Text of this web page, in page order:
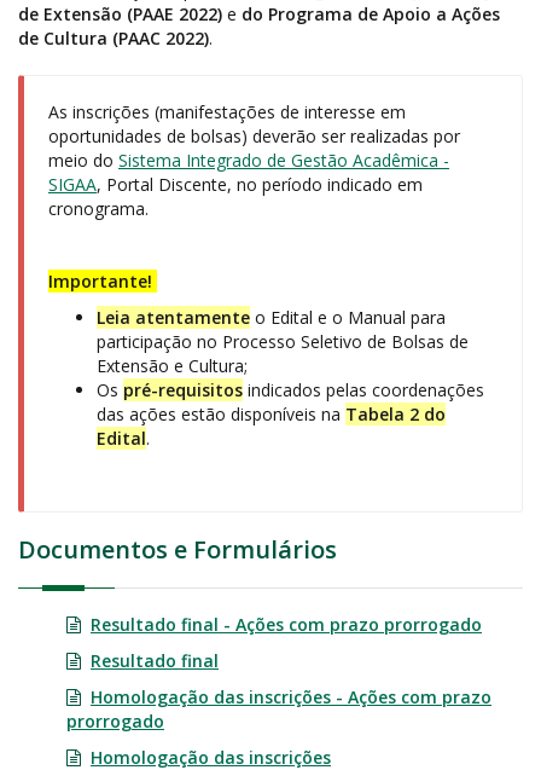
de Extensão (PAAE 2022) e do Programa de Apoio a Ações
de Cultura (PAAC 2022).
As inscrições (manifestações de interesse em
oportunidades de bolsas) deverão ser realizadas por
meio do Sistema Integrado de Gestão Acadêmica -
SIGAA, Portal Discente, no período indicado em
cronograma.
Importante!
Leia atentamente o Edital e o Manual para
participação no Processo Seletivo de Bolsas de
Extensão e Cultura;
Os pré-requisitos indicados pelas coordenações
das ações estão disponíveis na Tabela 2 do
Edital.
Documentos e Formulários
Resultado final - Ações com prazo prorrogado
Resultado final
Homologação das inscrições - Ações com prazo
prorrogado
Homologação das inscrições